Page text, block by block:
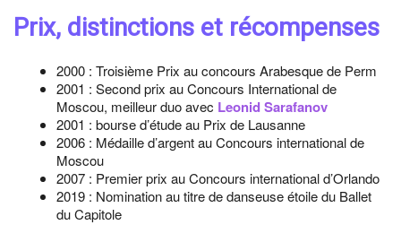
Prix, distinctions et récompenses
2000 : Troisième Prix au concours Arabesque de Perm
2001 : Second prix au Concours International de
Moscou, meilleur duo avec Leonid Sarafanov
2001 : bourse d’étude au Prix de Lausanne
2006 : Médaille d’argent au Concours international de
Moscou
2007 : Premier prix au Concours international d’Orlando
2019 : Nomination au titre de danseuse étoile du Ballet
du Capitole